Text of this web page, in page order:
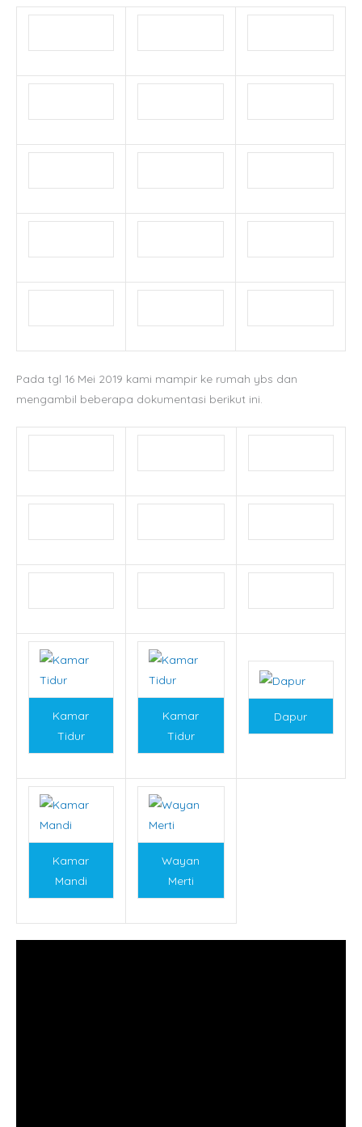
Pada tgl 16 Mei 2019 kami mampir ke rumah ybs dan
mengambil beberapa dokumentasi berikut ini.
Kamar
Tidur
Kamar
Tidur
Dapur
Kamar
Mandi
Wayan
Merti